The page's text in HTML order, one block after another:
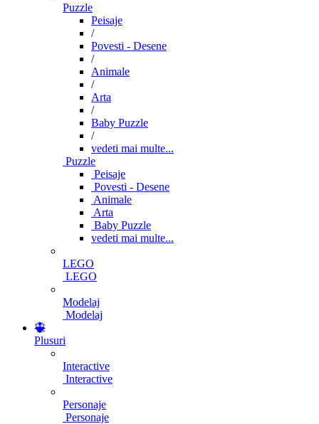
Puzzle
Peisaje
/
Povesti - Desene
/
Animale
/
Arta
/
Baby Puzzle
/
vedeti mai multe...
Puzzle
Peisaje
Povesti - Desene
Animale
Arta
Baby Puzzle
vedeti mai multe...
LEGO
LEGO
Modelaj
Modelaj
Plusuri
Interactive
Interactive
Personaje
Personaje